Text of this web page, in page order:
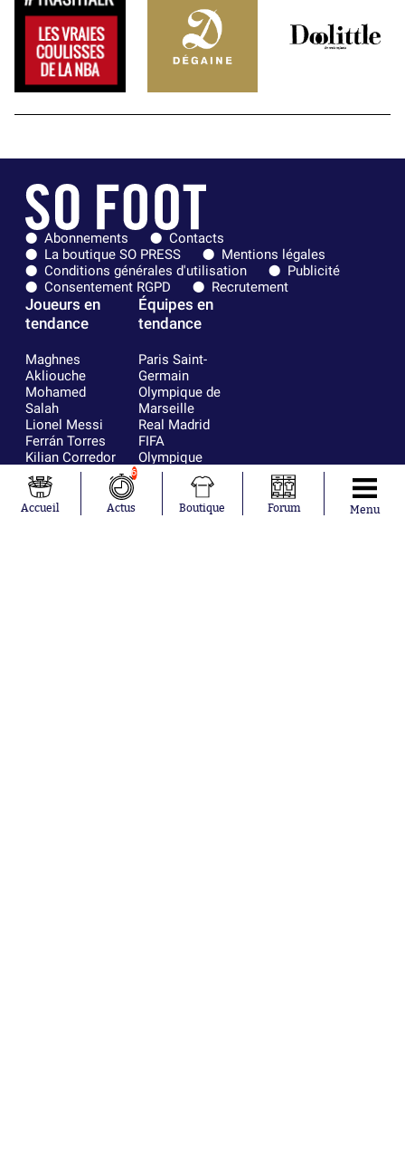
Abonnements
Contacts
La boutique SO PRESS
Mentions légales
Conditions générales d'utilisation
Publicité
Consentement RGPD
Recrutement
Joueurs en
tendance
Maghnes
Akliouche
Mohamed
Salah
Lionel Messi
Ferrán Torres
Kilian Corredor
Franco
Mastantuono
Orel Mangala
Équipes en
tendance
Paris Saint-
Germain
Olympique de
Marseille
Real Madrid
FIFA
Olympique
lyonnais
AS Monaco
FC Barcelone
Accueil
6
Actus Boutique Forum Menu